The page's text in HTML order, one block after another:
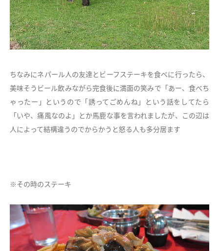
ちなみにネパール人の友達とビーフステーキを食べに行ったら、
美味そうビール飲みながら完食後に満面の笑みで「あー、食べち
ゃったー」というので「誘ってごめんね」という話をしてたら
「いや、痛風なのよ」とか馬鹿な事を言われましたが、この辺は
人によって結構違うのでからかうと怒る人も多分居ます
※その時のステーキ